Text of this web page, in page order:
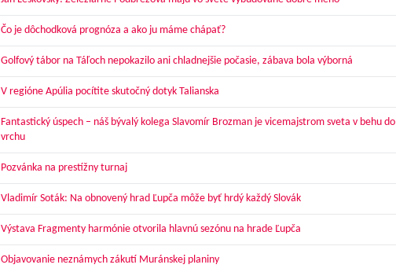
Čo je dôchodková prognóza a ako ju máme chápať?
Golfový tábor na Táľoch nepokazilo ani chladnejšie počasie, zábava bola výborná
V regióne Apúlia pocítite skutočný dotyk Talianska
Fantastický úspech – náš bývalý kolega Slavomír Brozman je vicemajstrom sveta v behu do
vrchu
Pozvánka na prestížny turnaj
Vladimír Soták: Na obnovený hrad Ľupča môže byť hrdý každý Slovák
Výstava Fragmenty harmónie otvorila hlavnú sezónu na hrade Ľupča
Objavovanie neznámych zákutí Muránskej planiny